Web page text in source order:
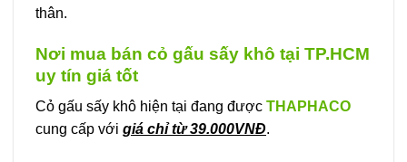
thân.
Nơi mua bán cỏ gấu sấy khô tại TP.HCM
uy tín giá tốt
Cỏ gấu sấy khô hiện tại đang được THAPHACO
cung cấp với giá chỉ từ 39.000VNĐ.